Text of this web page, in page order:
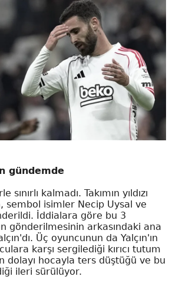
gündemde
kalmadı. Takımın yıldızı
sembol isimler Necip Uysal ve
İddialara göre bu 3
gönderilmesinin arkasındaki ana
Üç oyuncunun da Yalçın'ın
karşı sergilediği kırıcı tutum
dolayı hocayla ters düştüğü ve bu
ileri sürülüyor.